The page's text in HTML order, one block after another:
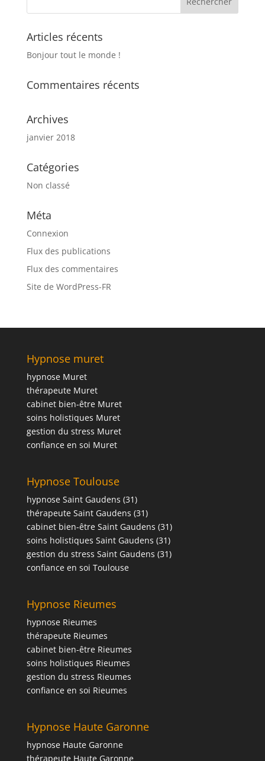
Articles récents
Bonjour tout le monde !
Commentaires récents
Archives
janvier 2018
Catégories
Non classé
Méta
Connexion
Flux des publications
Flux des commentaires
Site de WordPress-FR
Hypnose muret
hypnose Muret
thérapeute Muret
cabinet bien-être Muret
soins holistiques Muret
gestion du stress Muret
confiance en soi Muret
Hypnose Toulouse
hypnose Saint Gaudens (31)
thérapeute Saint Gaudens (31)
cabinet bien-être Saint Gaudens (31)
soins holistiques Saint Gaudens (31)
gestion du stress Saint Gaudens (31)
confiance en soi Toulouse
Hypnose Rieumes
hypnose Rieumes
thérapeute Rieumes
cabinet bien-être Rieumes
soins holistiques Rieumes
gestion du stress Rieumes
confiance en soi Rieumes
Hypnose Haute Garonne
hypnose Haute Garonne
thérapeute Haute Garonne